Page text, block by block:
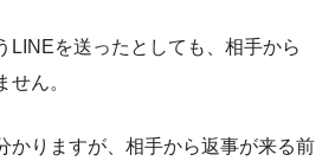
LINEを送ったとしても、相手から
ん。
かりますが、相手から返事が来る前